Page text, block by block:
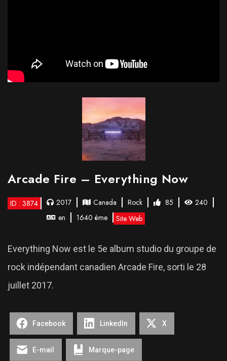
Arcade Fire – Everything Now
ID : 3874 2017 Canada Rock 85
240
en
1640 ème Site Web
Everything Now est le 5e album studio du groupe de
rock indépendant canadien Arcade Fire, sorti le 28
juillet 2017.
Facebook LinkedIn X
E-mail Marque-page